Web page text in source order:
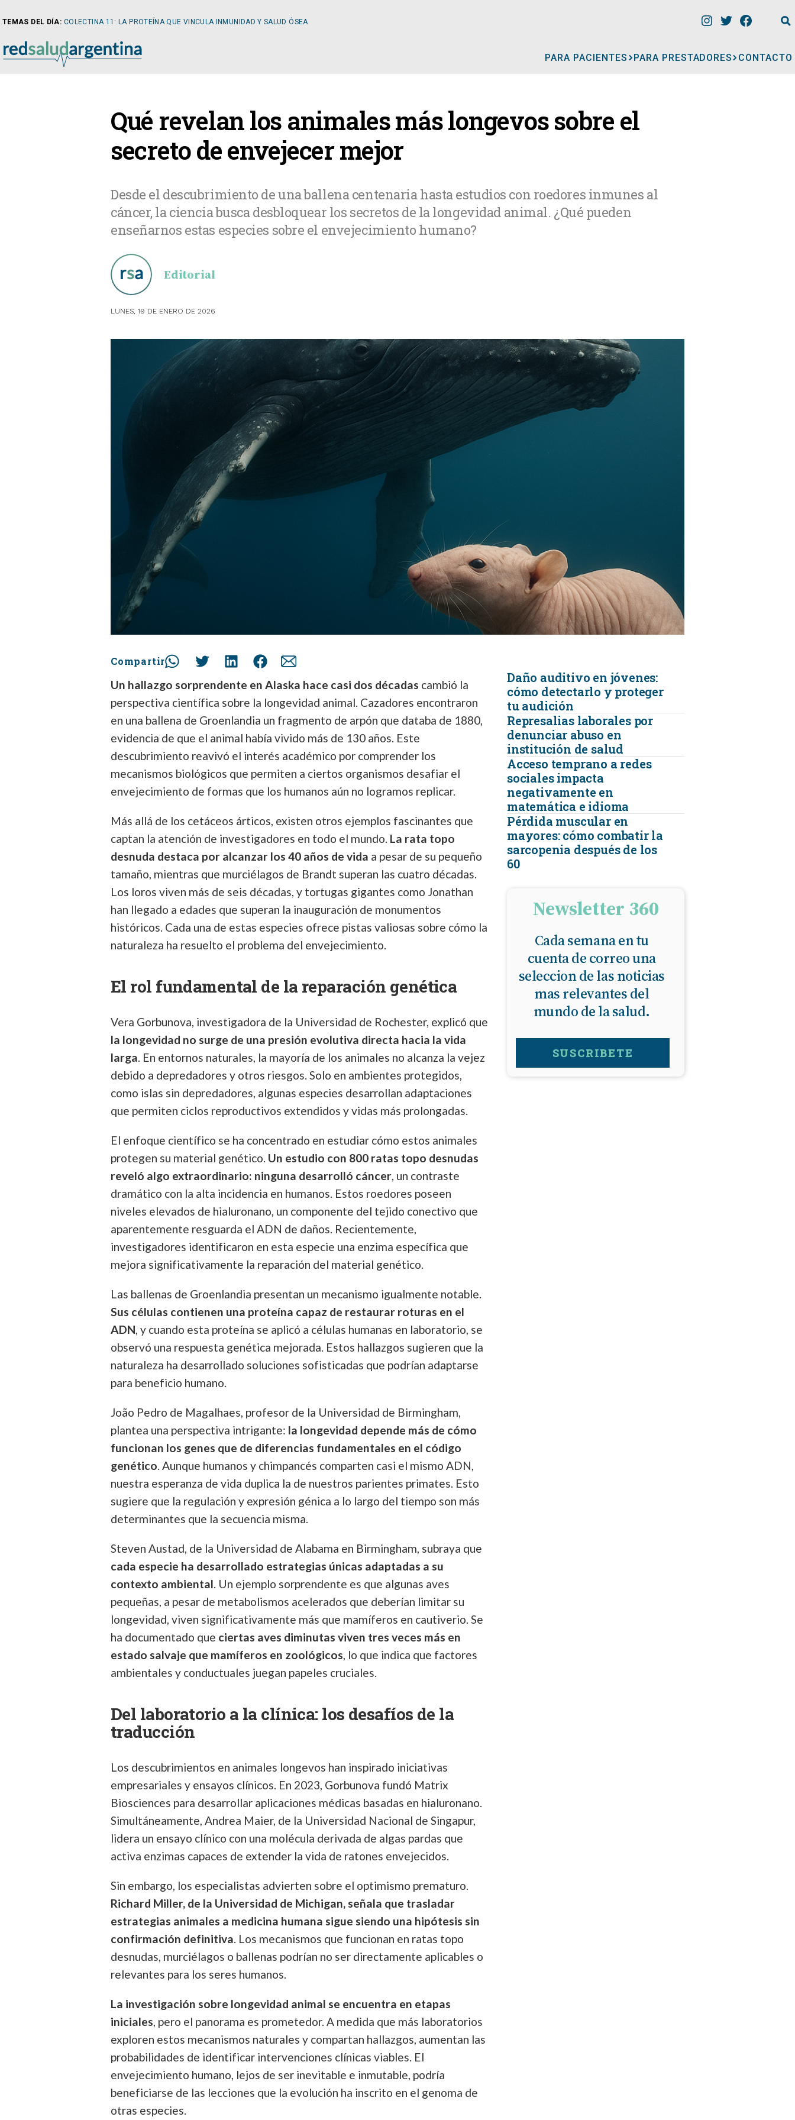
TEMAS DEL DÍA: COLECTINA 11: LA PROTEÍNA QUE VINCULA INMUNIDAD Y SALUD ÓSEA
PARA PACIENTES
CARDIOLOGÍA CIRUGÍA GENERAL
DIABETOLOGÍA GASTROENTEROLOGÍA MÉDICOS
IMAGENES MEDICAS
TRAUMATOLOGIA
SERVICIOS DE AMBULANCIAS
PARA PRESTADORES CONTACTO
Qué revelan los animales más longevos sobre el
secreto de envejecer mejor
Desde el descubrimiento de una ballena centenaria hasta estudios con roedores inmunes al
cáncer, la ciencia busca desbloquear los secretos de la longevidad animal. ¿Qué pueden
enseñarnos estas especies sobre el envejecimiento humano?
Editorial
LUNES, 19 DE ENERO DE 2026
Compartir
Un hallazgo sorprendente en Alaska hace casi dos décadas cambió la
perspectiva científica sobre la longevidad animal. Cazadores encontraron
en una ballena de Groenlandia un fragmento de arpón que databa de 1880,
evidencia de que el animal había vivido más de 130 años. Este
descubrimiento reavivó el interés académico por comprender los
mecanismos biológicos que permiten a ciertos organismos desafiar el
envejecimiento de formas que los humanos aún no logramos replicar.
Más allá de los cetáceos árticos, existen otros ejemplos fascinantes que
captan la atención de investigadores en todo el mundo. La rata topo
desnuda destaca por alcanzar los 40 años de vida a pesar de su pequeño
tamaño, mientras que murciélagos de Brandt superan las cuatro décadas.
Los loros viven más de seis décadas, y tortugas gigantes como Jonathan
han llegado a edades que superan la inauguración de monumentos
históricos. Cada una de estas especies ofrece pistas valiosas sobre cómo la
naturaleza ha resuelto el problema del envejecimiento.
El rol fundamental de la reparación genética
Vera Gorbunova, investigadora de la Universidad de Rochester, explicó que
la longevidad no surge de una presión evolutiva directa hacia la vida
larga. En entornos naturales, la mayoría de los animales no alcanza la vejez
debido a depredadores y otros riesgos. Solo en ambientes protegidos,
como islas sin depredadores, algunas especies desarrollan adaptaciones
que permiten ciclos reproductivos extendidos y vidas más prolongadas.
El enfoque científico se ha concentrado en estudiar cómo estos animales
protegen su material genético. Un estudio con 800 ratas topo desnudas
reveló algo extraordinario: ninguna desarrolló cáncer, un contraste
dramático con la alta incidencia en humanos. Estos roedores poseen
niveles elevados de hialuronano, un componente del tejido conectivo que
aparentemente resguarda el ADN de daños. Recientemente,
investigadores identificaron en esta especie una enzima específica que
mejora significativamente la reparación del material genético.
Las ballenas de Groenlandia presentan un mecanismo igualmente notable.
Sus células contienen una proteína capaz de restaurar roturas en el
ADN, y cuando esta proteína se aplicó a células humanas en laboratorio, se
observó una respuesta genética mejorada. Estos hallazgos sugieren que la
naturaleza ha desarrollado soluciones sofisticadas que podrían adaptarse
para beneficio humano.
João Pedro de Magalhaes, profesor de la Universidad de Birmingham,
plantea una perspectiva intrigante: la longevidad depende más de cómo
funcionan los genes que de diferencias fundamentales en el código
genético. Aunque humanos y chimpancés comparten casi el mismo ADN,
nuestra esperanza de vida duplica la de nuestros parientes primates. Esto
sugiere que la regulación y expresión génica a lo largo del tiempo son más
determinantes que la secuencia misma.
Steven Austad, de la Universidad de Alabama en Birmingham, subraya que
cada especie ha desarrollado estrategias únicas adaptadas a su
contexto ambiental. Un ejemplo sorprendente es que algunas aves
pequeñas, a pesar de metabolismos acelerados que deberían limitar su
longevidad, viven significativamente más que mamíferos en cautiverio. Se
ha documentado que ciertas aves diminutas viven tres veces más en
estado salvaje que mamíferos en zoológicos, lo que indica que factores
ambientales y conductuales juegan papeles cruciales.
Del laboratorio a la clínica: los desafíos de la
traducción
Los descubrimientos en animales longevos han inspirado iniciativas
empresariales y ensayos clínicos. En 2023, Gorbunova fundó Matrix
Biosciences para desarrollar aplicaciones médicas basadas en hialuronano.
Simultáneamente, Andrea Maier, de la Universidad Nacional de Singapur,
lidera un ensayo clínico con una molécula derivada de algas pardas que
activa enzimas capaces de extender la vida de ratones envejecidos.
Sin embargo, los especialistas advierten sobre el optimismo prematuro.
Richard Miller, de la Universidad de Michigan, señala que trasladar
estrategias animales a medicina humana sigue siendo una hipótesis sin
confirmación definitiva. Los mecanismos que funcionan en ratas topo
desnudas, murciélagos o ballenas podrían no ser directamente aplicables o
relevantes para los seres humanos.
La investigación sobre longevidad animal se encuentra en etapas
iniciales, pero el panorama es prometedor. A medida que más laboratorios
exploren estos mecanismos naturales y compartan hallazgos, aumentan las
probabilidades de identificar intervenciones clínicas viables. El
envejecimiento humano, lejos de ser inevitable e inmutable, podría
beneficiarse de las lecciones que la evolución ha inscrito en el genoma de
otras especies.
Daño auditivo en jóvenes:
cómo detectarlo y proteger
tu audición
Represalias laborales por
denunciar abuso en
institución de salud
Acceso temprano a redes
sociales impacta
negativamente en
matemática e idioma
Pérdida muscular en
mayores: cómo combatir la
sarcopenia después de los
60
Newsletter 360
Cada semana en tu
cuenta de correo una
seleccion de las noticias
mas relevantes del
mundo de la salud.
SUSCRIBETE